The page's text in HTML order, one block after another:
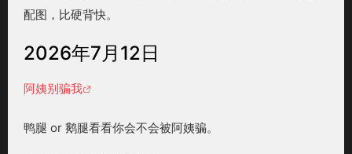
配图，比硬背快。
2026年7月12日
阿姨别骗我
鸭腿 or 鹅腿看看你会不会被阿姨骗。